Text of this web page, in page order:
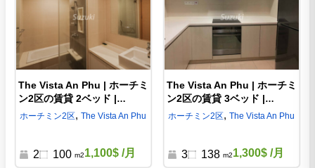
The Vista An Phu | ホーチミ
ン2区の賃貸 2ベッド |
VA1142509
ホーチミン2区, The Vista An Phu
2 100 m21,100$ /月
The Vista An Phu | ホーチミ
ン2区の賃貸 3ベッド |
VA713396
ホーチミン2区, The Vista An Phu
3 138 m21,300$ /月